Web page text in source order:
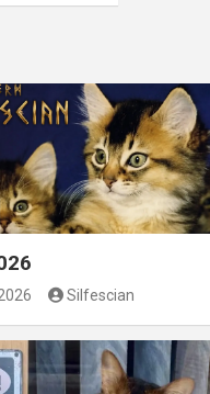
Silfescian